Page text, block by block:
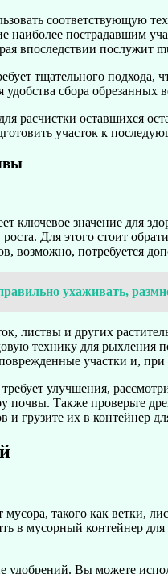
соответствующую
наиболее пострадавшим
впоследствии послужит
тщательного подхода,
удобства сбора
расчистки оставшихся
участок к
ключевое значение для
Для этого стоит
возможно, потребуется
ухаживать,
листвы и других
технику для
участки и,
улучшения,
Также проверьте
и грузите их в
мусора, такого как
в мусорный контейнер
Вы можете